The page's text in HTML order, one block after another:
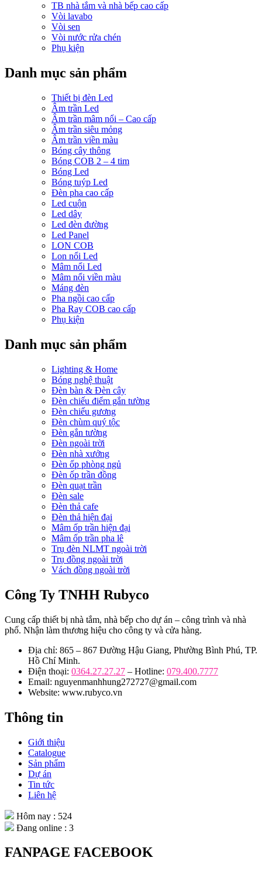
TB nhà tắm và nhà bếp cao cấp
Vòi lavabo
Vòi sen
Vòi nước rửa chén
Phụ kiện
Danh mục sản phẩm
Thiết bị đèn Led
Âm trần Led
Âm trần mâm nổi – Cao cấp
Âm trần siêu mỏng
Âm trần viền màu
Bóng cây thông
Bóng COB 2 – 4 tim
Bóng Led
Bóng tuýp Led
Đèn pha cao cấp
Led cuộn
Led dây
Led đèn đường
Led Panel
LON COB
Lon nổi Led
Mâm nổi Led
Mâm nổi viền màu
Máng đèn
Pha ngồi cao cấp
Pha Ray COB cao cấp
Phụ kiện
Danh mục sản phẩm
Lighting & Home
Bóng nghệ thuật
Đèn bàn & Đèn cây
Đèn chiếu điểm gắn tường
Đèn chiếu gương
Đèn chùm quý tộc
Đèn gắn tường
Đèn ngoài trời
Đèn nhà xưởng
Đèn ốp phòng ngủ
Đèn ốp trần đồng
Đèn quạt trần
Đèn sale
Đèn thả cafe
Đèn thả hiện đại
Mâm ốp trần hiện đại
Mâm ốp trần pha lê
Trụ đèn NLMT ngoài trời
Trụ đồng ngoài trời
Vách đồng ngoài trời
Công Ty TNHH Rubyco
Cung cấp thiết bị nhà tắm, nhà bếp cho dự án – công trình và nhà
phố. Nhận làm thương hiệu cho công ty và cửa hàng.
Địa chỉ: 865 – 867 Đường Hậu Giang, Phường Bình Phú, TP.
Hồ Chí Minh.
Điện thoại: 0364.27.27.27 – Hotline: 079.400.7777
Email: nguyenmanhhung272727@gmail.com
Website: www.rubyco.vn
Thông tin
Giới thiệu
Catalogue
Sản phẩm
Dự án
Tin tức
Liên hệ
Hôm nay : 524
Đang online : 3
FANPAGE FACEBOOK